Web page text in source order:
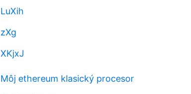
LuXih
zXg
XKjxJ
Môj ethereum klasický procesor